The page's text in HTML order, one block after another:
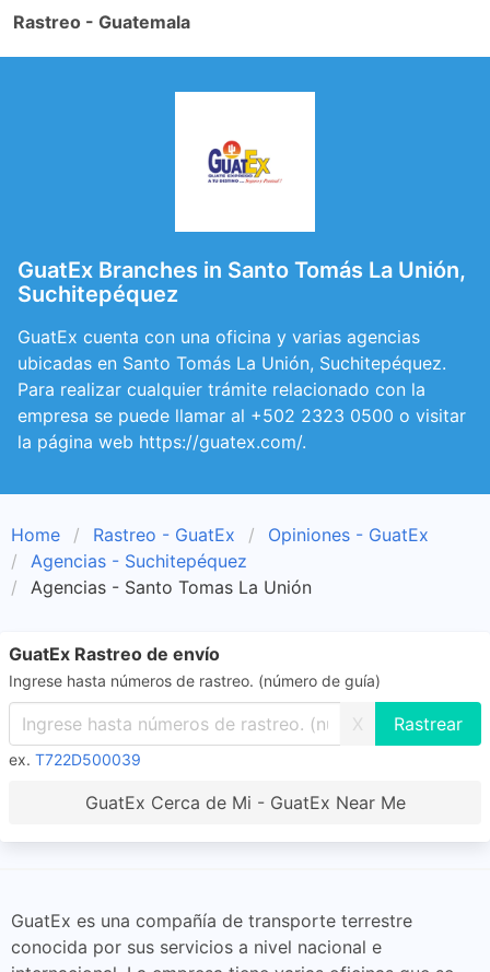
Rastreo - Guatemala
GuatEx Branches in Santo Tomás La Unión,
Suchitepéquez
GuatEx cuenta con una oficina y varias agencias
ubicadas en Santo Tomás La Unión, Suchitepéquez.
Para realizar cualquier trámite relacionado con la
empresa se puede llamar al +502 2323 0500 o visitar
la página web https://guatex.com/.
Home Rastreo - GuatEx
Opiniones - GuatEx
Agencias - Suchitepéquez
Agencias - Santo Tomas La Unión
GuatEx Rastreo de envío
Ingrese hasta números de rastreo. (número de guía)
X
ex. T722D500039
GuatEx Cerca de Mi - GuatEx Near Me
GuatEx es una compañía de transporte terrestre
conocida por sus servicios a nivel nacional e